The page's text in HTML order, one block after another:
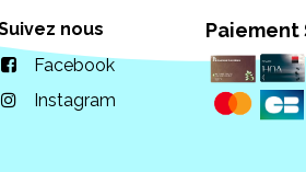
nous
Facebook
Instagram
Paiement